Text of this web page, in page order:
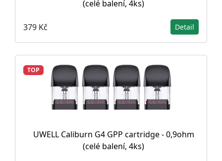
(celé balení, 4ks)
379 Kč Detail
TOP
UWELL Caliburn G4 GPP cartridge - 0,9ohm
(celé balení, 4ks)